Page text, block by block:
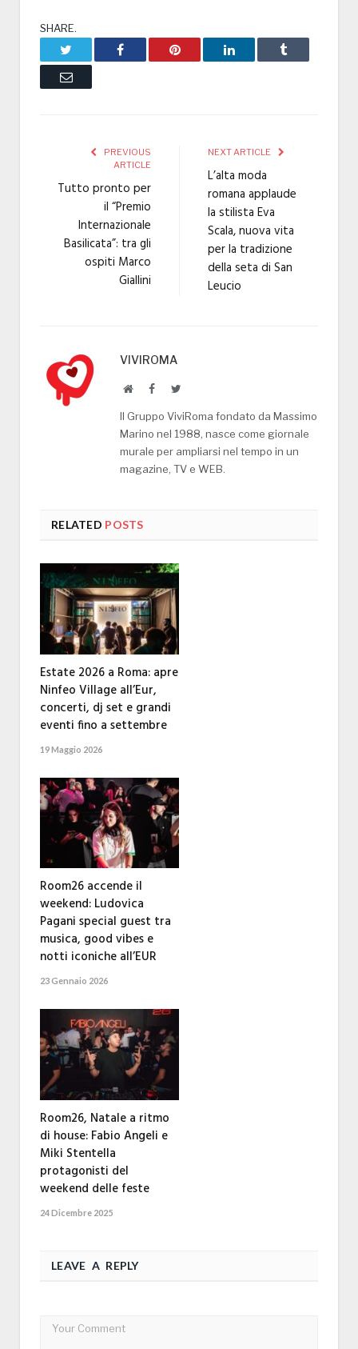
SHARE.
Facebook Pinterest LinkedIn Tumblr
Email
PREVIOUS
ARTICLE
Tutto pronto per
il “Premio
Internazionale
Basilicata”: tra gli
ospiti Marco
Giallini
NEXT ARTICLE
L’alta moda
romana applaude
la stilista Eva
Scala, nuova vita
per la tradizione
della seta di San
Leucio
VIVIROMA
WebsiteFacebookTwitter
Il Gruppo ViviRoma fondato da Massimo
Marino nel 1988, nasce come giornale
murale per ampliarsi nel tempo in un
magazine, TV e WEB.
RELATED POSTS
Estate 2026 a Roma: apre
Ninfeo Village all’Eur,
concerti, dj set e grandi
eventi fino a settembre
19 Maggio 2026
Room26 accende il
weekend: Ludovica
Pagani special guest tra
musica, good vibes e
notti iconiche all’EUR
23 Gennaio 2026
Room26, Natale a ritmo
di house: Fabio Angeli e
Miki Stentella
protagonisti del
weekend delle feste
24 Dicembre 2025
LEAVE A REPLY